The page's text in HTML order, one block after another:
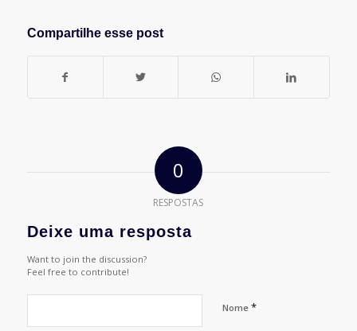
Compartilhe esse post
0
RESPOSTAS
Deixe uma resposta
Want to join the discussion?
Feel free to contribute!
Nome *